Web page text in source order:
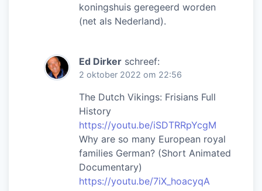
koningshuis geregeerd worden
(net als Nederland).
Ed Dirker schreef:
2 oktober 2022 om 22:56
The Dutch Vikings: Frisians Full
History
https://youtu.be/iSDTRRpYcgM
Why are so many European royal
families German? (Short Animated
Documentary)
https://youtu.be/7iX_hoacyqA